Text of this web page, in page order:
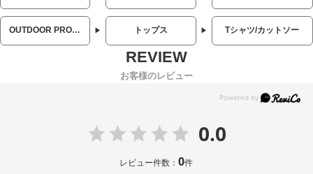
OUTDOOR PRODUCTS (アウトドアプロダクツ) トップス Tシャツ/カットソー
お客様のレビュー
0.0
レビュー件数：0件